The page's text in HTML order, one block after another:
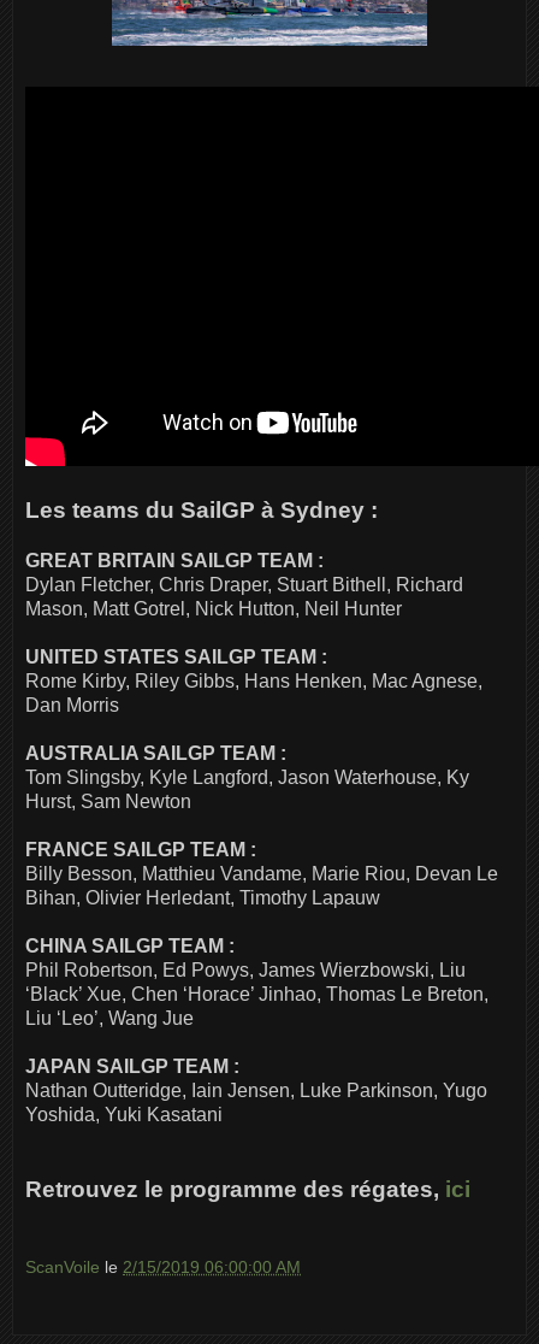
Les teams du SailGP à Sydney :
GREAT BRITAIN SAILGP TEAM :
Dylan Fletcher, Chris Draper, Stuart Bithell, Richard
Mason, Matt Gotrel, Nick Hutton, Neil Hunter
UNITED STATES SAILGP TEAM :
Rome Kirby, Riley Gibbs, Hans Henken, Mac Agnese,
Dan Morris
AUSTRALIA SAILGP TEAM :
Tom Slingsby, Kyle Langford, Jason Waterhouse, Ky
Hurst, Sam Newton
FRANCE SAILGP TEAM :
Billy Besson, Matthieu Vandame, Marie Riou, Devan Le
Bihan, Olivier Herledant, Timothy Lapauw
CHINA SAILGP TEAM :
Phil Robertson, Ed Powys, James Wierzbowski, Liu
‘Black’ Xue, Chen ‘Horace’ Jinhao, Thomas Le Breton,
Liu ‘Leo’, Wang Jue
JAPAN SAILGP TEAM :
Nathan Outteridge, Iain Jensen, Luke Parkinson, Yugo
Yoshida, Yuki Kasatani
Retrouvez le programme des régates, ici
ScanVoile le 2/15/2019 06:00:00 AM